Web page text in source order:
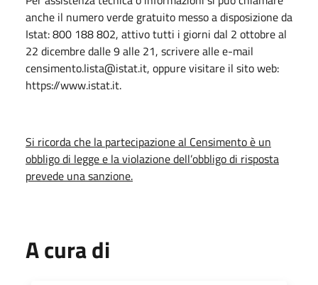
anche il numero verde gratuito messo a disposizione da
Istat: 800 188 802, attivo tutti i giorni dal 2 ottobre al
22 dicembre dalle 9 alle 21, scrivere alle e-mail
censimento.lista@istat.it, oppure visitare il sito web:
https://www.istat.it.
Si ricorda che la partecipazione al Censimento è un
obbligo di legge e la violazione dell’obbligo di risposta
prevede una sanzione.
A cura di